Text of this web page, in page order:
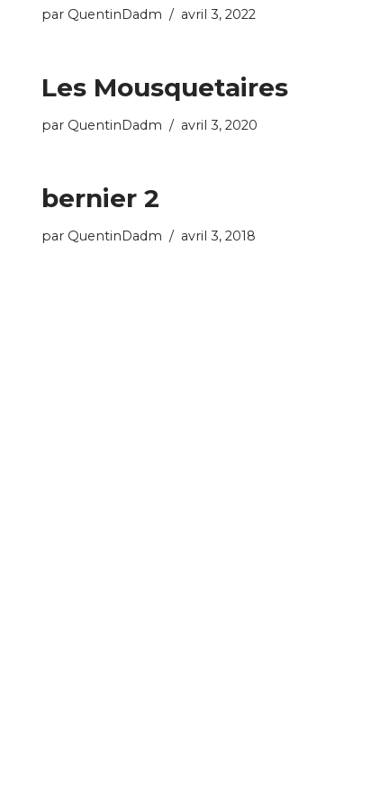
par QuentinDadm avril 3, 2022
Les Mousquetaires
par QuentinDadm avril 3, 2020
bernier 2
par QuentinDadm avril 3, 2018